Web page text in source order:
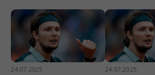
24.07.2025 24.07.2025